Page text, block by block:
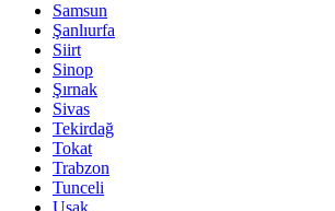
Samsun
Şanlıurfa
Siirt
Sinop
Şırnak
Sivas
Tekirdağ
Tokat
Trabzon
Tunceli
Uşak